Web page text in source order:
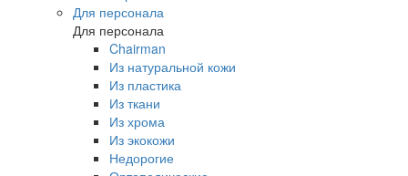
Для персонала
Для персонала
Chairman
Из натуральной кожи
Из пластика
Из ткани
Из хрома
Из экокожи
Недорогие